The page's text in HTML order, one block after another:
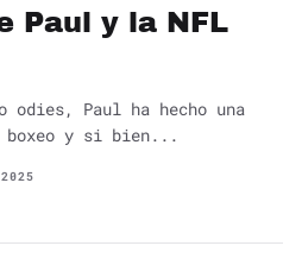
Paul y la NFL
odies, Paul ha hecho una
y si bien...